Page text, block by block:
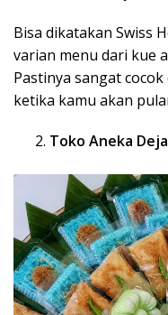
Bisa dikatakan Swiss
varian menu dari kue
Pastinya sangat
ketika kamu akan
Toko Aneka